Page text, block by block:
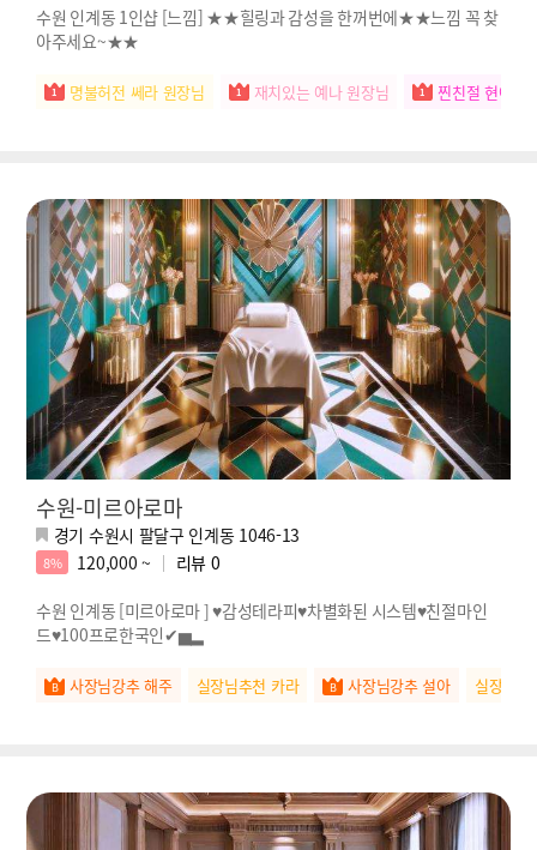
수원 인계동 1인샵 [느낌] ★★힐링과 감성을 한꺼번에★★느낌 꼭 찾
아주세요~★★
명불허전 쎄라 원장님 재치있는 예나 원장님 찐친절 현아 원
수원-미르아로마
경기 수원시 팔달구 인계동 1046-13
8% 120,000 ~ 리뷰 0
수원 인계동 [미르아로마 ] ♥감성테라피♥차별화된 시스템♥친절마인
드♥100프로한국인✔▅▂
사장님강추 해주 실장님추천 카라 사장님강추 설아 실장님추